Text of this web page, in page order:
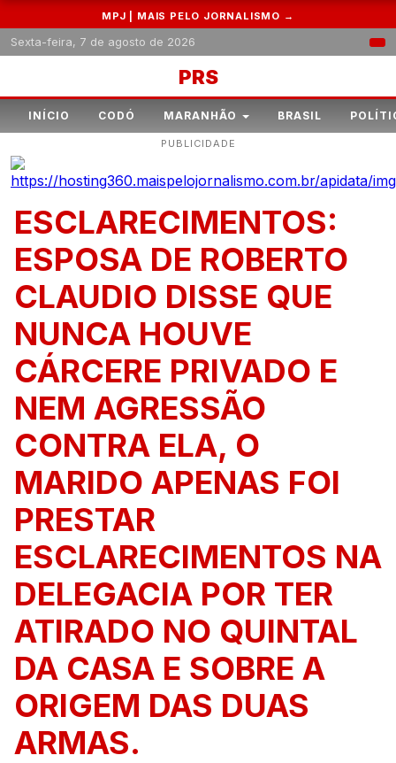
MPJ | MAIS PELO JORNALISMO →
Sexta-feira, 7 de agosto de 2026
PRS
INÍCIO CODÓ MARANHÃO BRASIL
PUBLICIDADE
ESCLARECIMENTOS:
ESPOSA DE ROBERTO
CLAUDIO DISSE QUE
NUNCA HOUVE
CÁRCERE PRIVADO E
NEM AGRESSÃO
CONTRA ELA, O
MARIDO APENAS FOI
PRESTAR
ESCLARECIMENTOS NA
DELEGACIA POR TER
ATIRADO NO QUINTAL
DA CASA E SOBRE A
ORIGEM DAS DUAS
ARMAS.